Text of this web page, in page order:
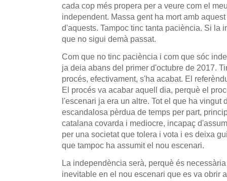
cada cop més propera per a veure com el
independent. Massa gent ha mort amb
d'aquests. Tampoc tinc tanta paciència. Si la
que no sigui demà passat.
Com que no tinc paciència i com que sóc
ja deia abans del primer d'octubre de 2017.
procés, efectivament, s'ha acabat. El
El procés va acabar aquell dia, perquè el
l'escenari ja era un altre. Tot el que ha vingut
escandalosa pèrdua de temps per part,
catalana covarda i mediocre, incapaç
per una societat que tolera i vota i es deixa
que tampoc ha assumit el nou escenari.
La independència serà, perquè és
inevitable en el nou escenari que es va obrir